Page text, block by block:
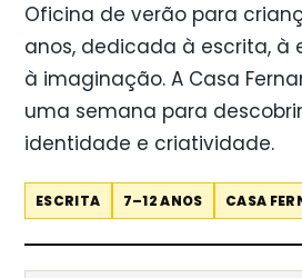
Oficina de verão para
anos, dedicada à escrita, à
à imaginação. A Casa
uma semana para
identidade e criatividade.
ESCRITA 7–12 ANOS CASA